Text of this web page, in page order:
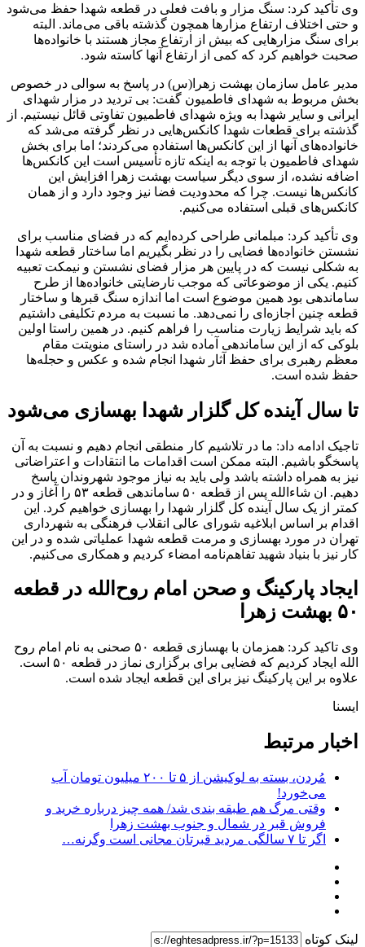
وی تأکید کرد: سنگ مزار و بافت فعلی در قطعه شهدا حفظ می‌شود
و حتی اختلاف ارتفاع مزارها همچون گذشته باقی می‌ماند. البته
برای سنگ مزارهایی که بیش از ارتفاع مجاز هستند با خانواده‌ها
صحبت خواهیم کرد که کمی از ارتفاع آنها کاسته شود.
مدیر عامل سازمان بهشت زهرا(س) در پاسخ به سوالی در خصوص
بخش مربوط به شهدای فاطمیون گفت: بی تردید در مزار شهدای
ایرانی و سایر شهدا به ویژه شهدای فاطمیون تفاوتی قائل نیستیم. از
گذشته برای قطعات شهدا کانکس‌هایی در نظر گرفته می‌شد که
خانواده‌های آنها از این کانکس‌ها استفاده می‌کردند؛ اما برای بخش
شهدای فاطمیون با توجه به اینکه تازه تأسیس است این کانکس‌ها
اضافه نشده، از سوی دیگر سیاست بهشت زهرا افزایش این
کانکس‌ها نیست. چرا که محدودیت فضا نیز وجود دارد و از همان
کانکس‌های قبلی استفاده می‌کنیم.
وی تأکید کرد: مبلمانی طراحی کرده‌ایم که در فضای مناسب برای
نشستن خانواده‌ها فضایی را در نظر بگیریم اما ساختار قطعه شهدا
به شکلی نیست که در پایین هر مزار فضای نشستن و نیمکت تعبیه
کنیم. یکی از موضوعاتی که موجب نارضایتی خانواده‌ها از طرح
ساماندهی بود همین موضوع است اما اندازه سنگ قبرها و ساختار
قطعه چنین اجازه‌ای را نمی‌دهد. ما نسبت به مردم تکلیفی داشتیم
که باید شرایط زیارت مناسب را فراهم کنیم. در همین راستا اولین
بلوکی که از این ساماندهی آماده شد در راستای منویتت مقام
معظم رهبری برای حفظ آثار شهدا انجام شده و عکس و حجله‌ها
حفظ شده است.
تا سال آینده کل گلزار شهدا بهسازی می‌شود
تاجیک ادامه داد: ما در تلاشیم کار منطقی انجام دهیم و نسبت به آن
پاسخگو باشیم. البته ممکن است اقدامات ما انتقادات و اعتراضاتی
نیز به همراه داشته باشد ولی باید به نیاز موجود شهروندان پاسخ
دهیم. ان شاءالله پس از قطعه ۵۰ ساماندهی قطعه ۵۳ را آغاز و در
کمتر از یک سال آینده کل گلزار شهدا را بهسازی خواهیم کرد. این
اقدام بر اساس ابلاغیه شورای عالی انقلاب فرهنگی به شهرداری
تهران در مورد بهسازی و مرمت قطعه شهدا عملیاتی شده و در این
کار نیز با بنیاد شهید تفاهم‌نامه امضاء کردیم و همکاری می‌کنیم.
ایجاد پارکینگ و صحن امام روح‌الله در قطعه
۵۰ بهشت زهرا
وی تاکید کرد: همزمان با بهسازی قطعه ۵۰ صحنی به نام امام روح
الله ایجاد کردیم که فضایی برای برگزاری نماز در قطعه ۵۰ است.
علاوه بر این پارکینگ نیز برای این قطعه ایجاد شده است.
ایسنا
اخبار مرتبط
مُردن، بسته به لوکیشن از ۵ تا ۲۰۰ میلیون تومان آب
می‌خورد!
وقتی مرگ هم طبقه بندی شد/ همه چیز درباره خرید و
فروش قبر در شمال و جنوب بهشت زهرا
اگر تا ۷ سالگی مردید قبرتان مجانی است وگرنه…
لینک کوتاه